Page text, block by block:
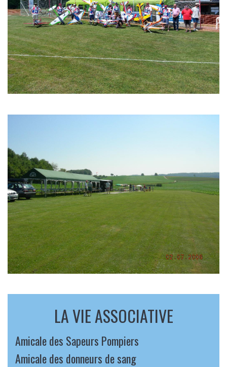
LA VIE ASSOCIATIVE
Amicale des Sapeurs Pompiers
Amicale des donneurs de sang